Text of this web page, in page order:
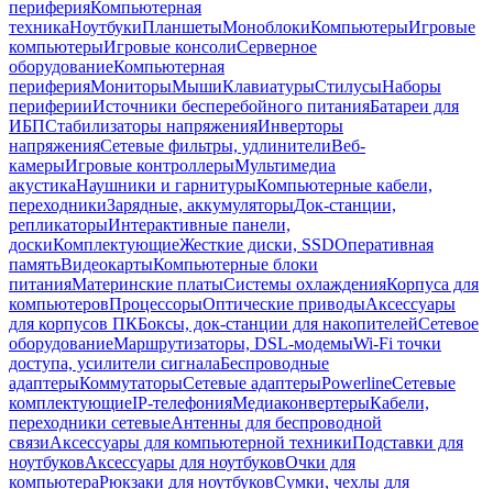
периферияКомпьютерная
техникаНоутбукиПланшетыМоноблокиКомпьютерыИгровые
компьютерыИгровые консолиСерверное
оборудованиеКомпьютерная
периферияМониторыМышиКлавиатурыСтилусыНаборы
периферииИсточники бесперебойного питанияБатареи для
ИБПСтабилизаторы напряженияИнверторы
напряженияСетевые фильтры, удлинителиВеб-
камерыИгровые контроллерыМультимедиа
акустикаНаушники и гарнитурыКомпьютерные кабели,
переходникиЗарядные, аккумуляторыДок-станции,
репликаторыИнтерактивные панели,
доскиКомплектующиеЖесткие диски, SSDОперативная
памятьВидеокартыКомпьютерные блоки
питанияМатеринские платыСистемы охлажденияКорпуса для
компьютеровПроцессорыОптические приводыАксессуары
для корпусов ПКБоксы, док-станции для накопителейСетевое
оборудованиеМаршрутизаторы, DSL-модемыWi-Fi точки
доступа, усилители сигналаБеспроводные
адаптерыКоммутаторыСетевые адаптерыPowerlineСетевые
комплектующиеIP-телефонияМедиаконвертерыКабели,
переходники сетевыеАнтенны для беспроводной
связиАксессуары для компьютерной техникиПодставки для
ноутбуковАксессуары для ноутбуковОчки для
компьютераРюкзаки для ноутбуковСумки, чехлы для